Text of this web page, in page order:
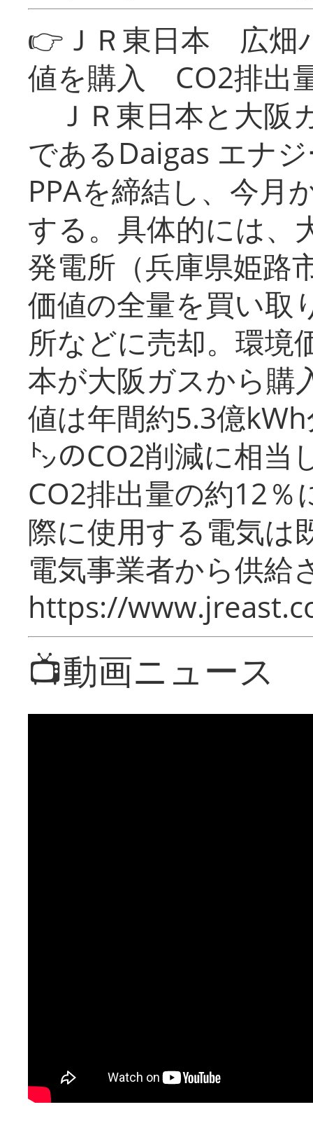
👉ＪＲ東日本 広畑
値を購入 CO2排出
ＪＲ東日本と大阪
であるDaigas エナ
PPAを締結し、今月
する。具体的には、
発電所（兵庫県姫路
価値の全量を買い取
所などに売却。環境
本が大阪ガスから購
値は年間約5.3億
㌧のCO2削減に相当
CO2排出量の約12％
際に使用する電気は
電気事業者から供給
https://
📺動画ニュース